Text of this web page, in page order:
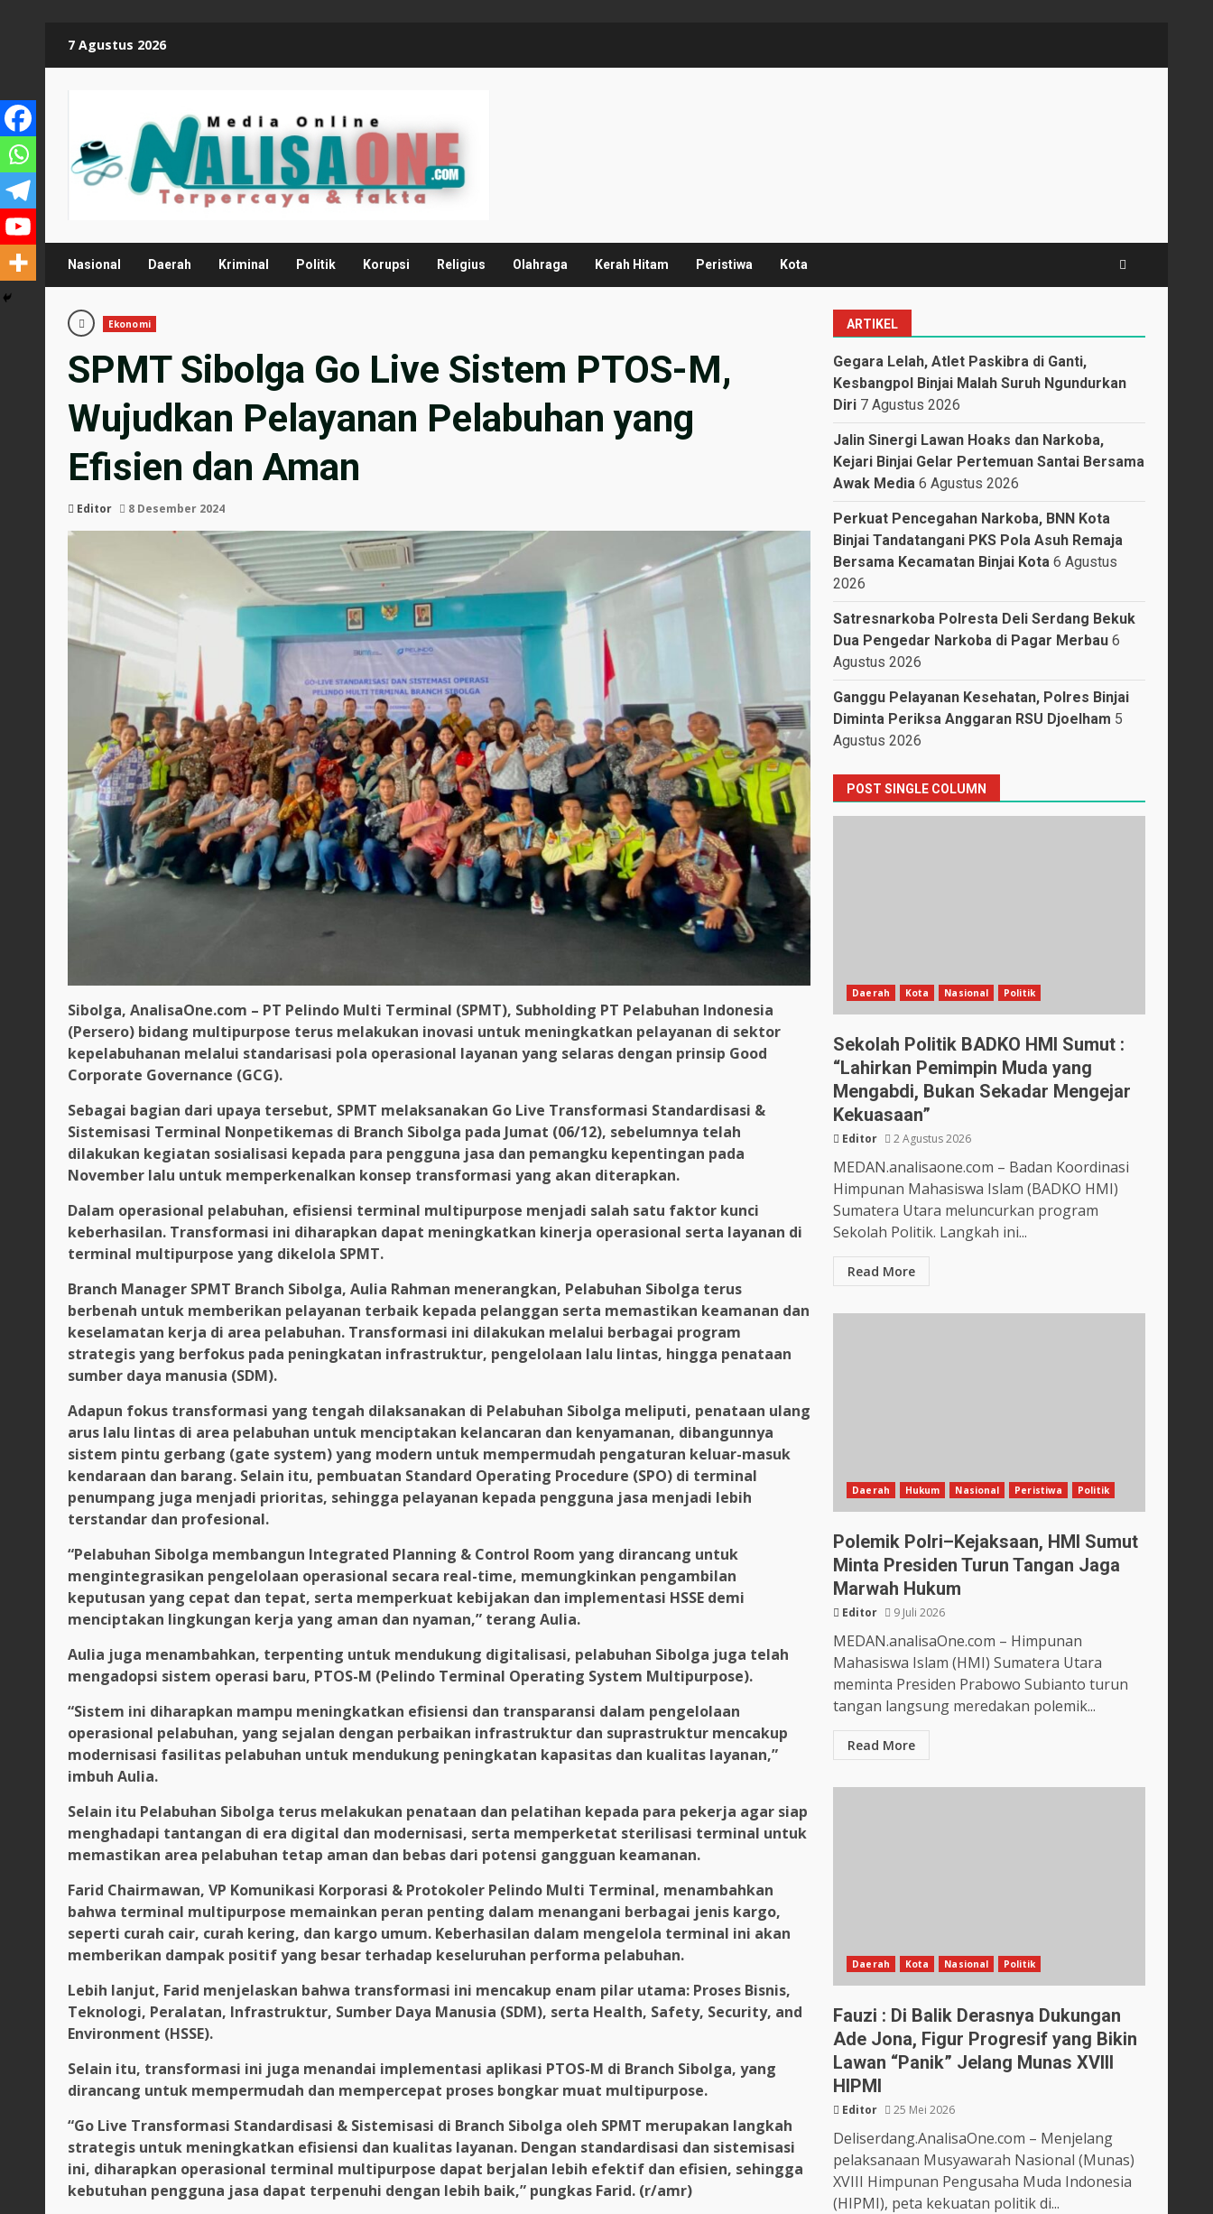
7 Agustus 2026
Nasional Daerah Kriminal Politik Korupsi Religius Olahraga Kerah Hitam Peristiwa Kota
Ekonomi
SPMT Sibolga Go Live Sistem PTOS-M,
Wujudkan Pelayanan Pelabuhan yang
Efisien dan Aman
Editor 8 Desember 2024
Sibolga, AnalisaOne.com – PT Pelindo Multi Terminal (SPMT), Subholding PT Pelabuhan Indonesia
(Persero) bidang multipurpose terus melakukan inovasi untuk meningkatkan pelayanan di sektor
kepelabuhanan melalui standarisasi pola operasional layanan yang selaras dengan prinsip Good
Corporate Governance (GCG).
Sebagai bagian dari upaya tersebut, SPMT melaksanakan Go Live Transformasi Standardisasi &
Sistemisasi Terminal Nonpetikemas di Branch Sibolga pada Jumat (06/12), sebelumnya telah
dilakukan kegiatan sosialisasi kepada para pengguna jasa dan pemangku kepentingan pada
November lalu untuk memperkenalkan konsep transformasi yang akan diterapkan.
Dalam operasional pelabuhan, efisiensi terminal multipurpose menjadi salah satu faktor kunci
keberhasilan. Transformasi ini diharapkan dapat meningkatkan kinerja operasional serta layanan di
terminal multipurpose yang dikelola SPMT.
Branch Manager SPMT Branch Sibolga, Aulia Rahman menerangkan, Pelabuhan Sibolga terus
berbenah untuk memberikan pelayanan terbaik kepada pelanggan serta memastikan keamanan dan
keselamatan kerja di area pelabuhan. Transformasi ini dilakukan melalui berbagai program
strategis yang berfokus pada peningkatan infrastruktur, pengelolaan lalu lintas, hingga penataan
sumber daya manusia (SDM).
Adapun fokus transformasi yang tengah dilaksanakan di Pelabuhan Sibolga meliputi, penataan ulang
arus lalu lintas di area pelabuhan untuk menciptakan kelancaran dan kenyamanan, dibangunnya
sistem pintu gerbang (gate system) yang modern untuk mempermudah pengaturan keluar-masuk
kendaraan dan barang. Selain itu, pembuatan Standard Operating Procedure (SPO) di terminal
penumpang juga menjadi prioritas, sehingga pelayanan kepada pengguna jasa menjadi lebih
terstandar dan profesional.
“Pelabuhan Sibolga membangun Integrated Planning & Control Room yang dirancang untuk
mengintegrasikan pengelolaan operasional secara real-time, memungkinkan pengambilan
keputusan yang cepat dan tepat, serta memperkuat kebijakan dan implementasi HSSE demi
menciptakan lingkungan kerja yang aman dan nyaman,” terang Aulia.
Aulia juga menambahkan, terpenting untuk mendukung digitalisasi, pelabuhan Sibolga juga telah
mengadopsi sistem operasi baru, PTOS-M (Pelindo Terminal Operating System Multipurpose).
“Sistem ini diharapkan mampu meningkatkan efisiensi dan transparansi dalam pengelolaan
operasional pelabuhan, yang sejalan dengan perbaikan infrastruktur dan suprastruktur mencakup
modernisasi fasilitas pelabuhan untuk mendukung peningkatan kapasitas dan kualitas layanan,”
imbuh Aulia.
Selain itu Pelabuhan Sibolga terus melakukan penataan dan pelatihan kepada para pekerja agar siap
menghadapi tantangan di era digital dan modernisasi, serta memperketat sterilisasi terminal untuk
memastikan area pelabuhan tetap aman dan bebas dari potensi gangguan keamanan.
Farid Chairmawan, VP Komunikasi Korporasi & Protokoler Pelindo Multi Terminal, menambahkan
bahwa terminal multipurpose memainkan peran penting dalam menangani berbagai jenis kargo,
seperti curah cair, curah kering, dan kargo umum. Keberhasilan dalam mengelola terminal ini akan
memberikan dampak positif yang besar terhadap keseluruhan performa pelabuhan.
Lebih lanjut, Farid menjelaskan bahwa transformasi ini mencakup enam pilar utama: Proses Bisnis,
Teknologi, Peralatan, Infrastruktur, Sumber Daya Manusia (SDM), serta Health, Safety, Security, and
Environment (HSSE).
Selain itu, transformasi ini juga menandai implementasi aplikasi PTOS-M di Branch Sibolga, yang
dirancang untuk mempermudah dan mempercepat proses bongkar muat multipurpose.
“Go Live Transformasi Standardisasi & Sistemisasi di Branch Sibolga oleh SPMT merupakan langkah
strategis untuk meningkatkan efisiensi dan kualitas layanan. Dengan standardisasi dan sistemisasi
ini, diharapkan operasional terminal multipurpose dapat berjalan lebih efektif dan efisien, sehingga
kebutuhan pengguna jasa dapat terpenuhi dengan lebih baik,” pungkas Farid. (r/amr)
ARTIKEL
Gegara Lelah, Atlet Paskibra di Ganti,
Kesbangpol Binjai Malah Suruh Ngundurkan
Diri 7 Agustus 2026
Jalin Sinergi Lawan Hoaks dan Narkoba,
Kejari Binjai Gelar Pertemuan Santai Bersama
Awak Media 6 Agustus 2026
Perkuat Pencegahan Narkoba, BNN Kota
Binjai Tandatangani PKS Pola Asuh Remaja
Bersama Kecamatan Binjai Kota 6 Agustus
2026
Satresnarkoba Polresta Deli Serdang Bekuk
Dua Pengedar Narkoba di Pagar Merbau 6
Agustus 2026
Ganggu Pelayanan Kesehatan, Polres Binjai
Diminta Periksa Anggaran RSU Djoelham 5
Agustus 2026
POST SINGLE COLUMN
Daerah Kota Nasional Politik
Sekolah Politik BADKO HMI Sumut :
“Lahirkan Pemimpin Muda yang
Mengabdi, Bukan Sekadar Mengejar
Kekuasaan”
Editor 2 Agustus 2026
MEDAN.analisaone.com – Badan Koordinasi
Himpunan Mahasiswa Islam (BADKO HMI)
Sumatera Utara meluncurkan program
Sekolah Politik. Langkah ini...
Read More
Daerah Hukum Nasional Peristiwa Politik
Polemik Polri–Kejaksaan, HMI Sumut
Minta Presiden Turun Tangan Jaga
Marwah Hukum
Editor 9 Juli 2026
MEDAN.analisaOne.com – Himpunan
Mahasiswa Islam (HMI) Sumatera Utara
meminta Presiden Prabowo Subianto turun
tangan langsung meredakan polemik...
Read More
Daerah Kota Nasional Politik
Fauzi : Di Balik Derasnya Dukungan
Ade Jona, Figur Progresif yang Bikin
Lawan “Panik” Jelang Munas XVIII
HIPMI
Editor 25 Mei 2026
Deliserdang.AnalisaOne.com – Menjelang
pelaksanaan Musyawarah Nasional (Munas)
XVIII Himpunan Pengusaha Muda Indonesia
(HIPMI), peta kekuatan politik di...